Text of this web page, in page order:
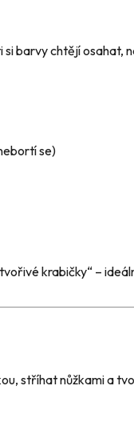
barvy chtějí
se)
krabičky“ –
stříhat nůžkami a